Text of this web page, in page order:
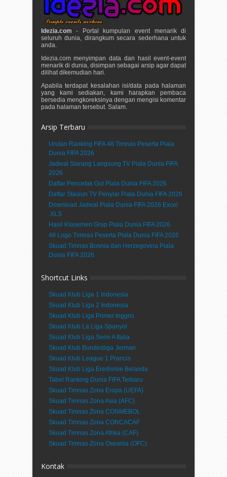
Idezia.com - Portal kumpulan event menarik di
seluruh dunia, dirangkum secara sederhana untuk
anda.
Idezia.com menyimpan data dan hasil event-event
menarik di dunia, disimpan sebagai arsip agar dapat
dilihat dikemudian hari.
Apabila terdapat kesalahan isi/data pada halaman
yang kami sediakan, kami harapkan pembaca
bersedia mengkoreksinya dengan mengisi komentar
pada halaman tersebut. Salam.
Arsip Terbaru
Urutan Ranking FIFA 48 Timnas Peserta Piala
Dunia FIFA 2026
Jadwal Siarang Langsung TV Piala Dunia FIFA
2026
Daftar Pencetak Gol Piala Dunia FIFA 2026
Daftar Stasiun TV Penyiar Piala Dunia FIFA 2026
Download Jadwal Piala Dunia FIFA 2026 Excel
.XLS
Hasil Klasemen Grup Piala Dunia FIFA 2026
48 Logo Timnas Peserta Piala Dunia FIFA 2026
Skuad Timnas Bosnia dan Herzegovina Piala
Dunia FIFA 2026
Shortcut Links
Skuad Klub Liga 1 Indonesia
Skuad Klub Liga 2 Indonesia
Skuad Klub Liga Primer Inggris
Skuad Klub La Liga Spanyol
Skuad Klub Liga Serie A Italia
Skuad Klub Bundesliga Jerman
Skuad Klub League 1 Prancis
Skuad Klub Liga Eredivisie Belanda
Tabel Ranking Dunia FIFA Terbaru
Skuad Timnas Zona Eropa (UEFA)
Skuad Timnas Zona Asia (AFC)
Skuad Timnas Zona CONMEBOL
Skuad Timnas Zona CONCACAF
Skuad Timnas Zona Afrika (CAF)
Skuad Timnas Zona Oseania (OFC)
Kontak